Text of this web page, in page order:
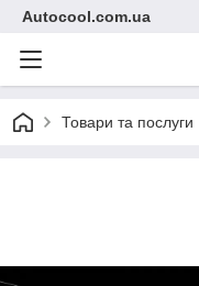
Autocool.com.ua
Товари та послуги